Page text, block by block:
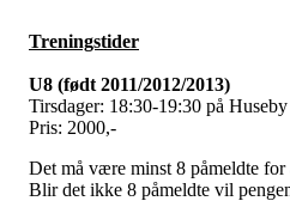
Treningstider
U8 (født 2011/2012/2013)
Tirsdager: 18:30-19:30 på
Pris: 2000,-
Det må være minst 8 påmeldte
Blir det ikke 8 påmeldte vil